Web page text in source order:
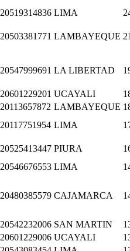
20519314836 LIMA
20503381771 LAMBAYEQUE
20547999691 LA LIBERTAD
20601229201 UCAYALI
20113657872 LAMBAYEQUE
20117751954 LIMA
20525413447 PIURA
20546676553 LIMA
20480385579 CAJAMARCA
20542232006 SAN MARTIN
20601229006 UCAYALI